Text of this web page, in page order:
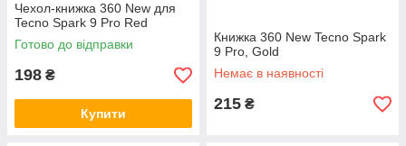
Чехол-книжка 360 New для
Tecno Spark 9 Pro Red
Готово до відправки
198 ₴
Купити
Книжка 360 New Tecno Spark
9 Pro, Gold
Немає в наявності
215 ₴